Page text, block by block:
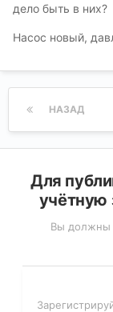
дело быть в них?
Насос новый,
НАЗАД
Для
учётную
Вы должны